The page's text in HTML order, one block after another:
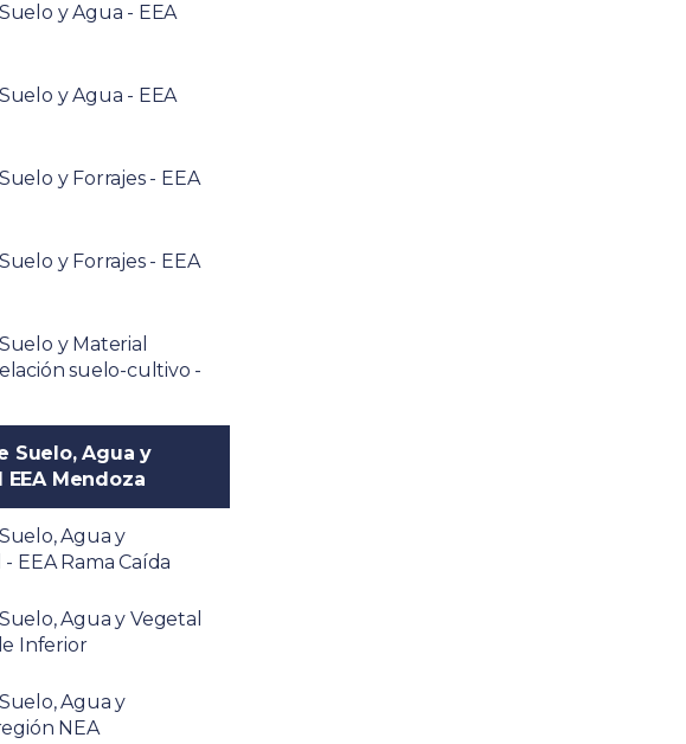
y Agua - EEA
y Agua - EEA
y Forrajes - EEA
y Forrajes - EEA
y Material
suelo-cultivo -
Suelo, Agua y
Mendoza
Agua y
EEA Rama Caída
Agua y Vegetal
Inferior
Agua y
NEA